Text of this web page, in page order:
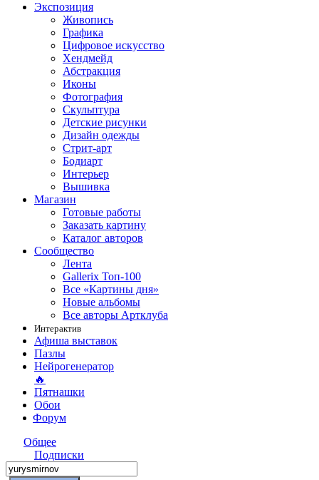
Экспозиция
Живопись
Графика
Цифровое искусство
Хендмейд
Абстракция
Иконы
Фотография
Скульптура
Детские рисунки
Дизайн одежды
Стрит-арт
Бодиарт
Интерьер
Вышивка
Магазин
Готовые работы
Заказать картину
Каталог авторов
Сообщество
Лента
Gallerix Топ-100
Все «Картины дня»
Новые альбомы
Все авторы Артклуба
Интерактив
Афиша выставок
Пазлы
Нейрогенератор
🔥
Пятнашки
Обои
Форум
Общее
Подписки